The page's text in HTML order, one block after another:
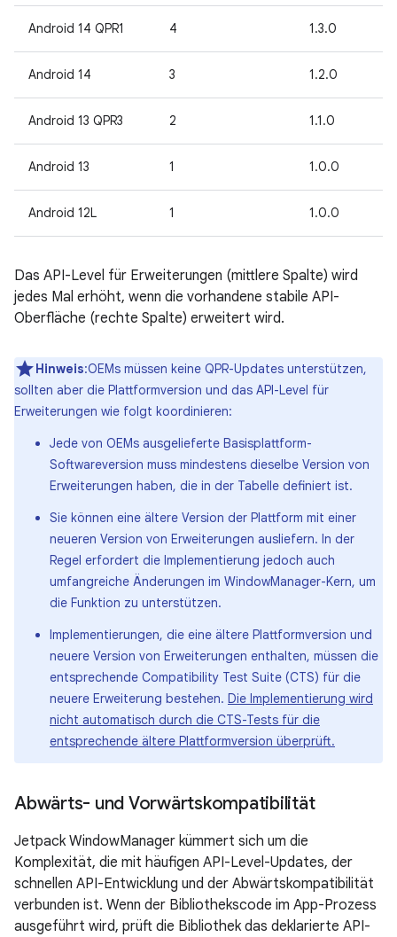
Android 14 QPR1 4 1.3.0
Android 14 3 1.2.0
Android 13 QPR3 2 1.1.0
Android 13 1 1.0.0
Android 12L 1 1.0.0
Das API-Level für Erweiterungen (mittlere Spalte) wird
jedes Mal erhöht, wenn die vorhandene stabile API-
Oberfläche (rechte Spalte) erweitert wird.
Hinweis:OEMs müssen keine QPR-Updates unterstützen,
sollten aber die Plattformversion und das API-Level für
Erweiterungen wie folgt koordinieren:
Jede von OEMs ausgelieferte Basisplattform-
Softwareversion muss mindestens dieselbe Version von
Erweiterungen haben, die in der Tabelle definiert ist.
Sie können eine ältere Version der Plattform mit einer
neueren Version von Erweiterungen ausliefern. In der
Regel erfordert die Implementierung jedoch auch
umfangreiche Änderungen im WindowManager-Kern, um
die Funktion zu unterstützen.
Implementierungen, die eine ältere Plattformversion und
neuere Version von Erweiterungen enthalten, müssen die
entsprechende Compatibility Test Suite (CTS) für die
neuere Erweiterung bestehen. Die Implementierung wird
nicht automatisch durch die CTS-Tests für die
entsprechende ältere Plattformversion überprüft.
Abwärts- und Vorwärtskompatibilität
Jetpack WindowManager kümmert sich um die
Komplexität, die mit häufigen API-Level-Updates, der
schnellen API-Entwicklung und der Abwärtskompatibilität
verbunden ist. Wenn der Bibliothekscode im App-Prozess
ausgeführt wird, prüft die Bibliothek das deklarierte API-